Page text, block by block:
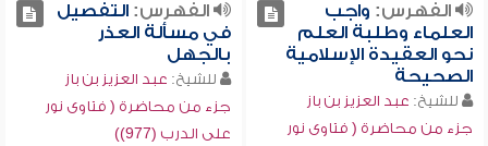
الفهرس: واجب
العلماء وطلبة العلم
نحو العقيدة الإسلامية
الصحيحة
للشيخ: عبد العزيز بن باز
جزء من محاضرة ( فتاوى نور
الفهرس:التفصيل
في مسألة العذر
بالجهل
للشيخ: عبد العزيز بن باز
جزء من محاضرة ( فتاوى نور
على الدرب (977))